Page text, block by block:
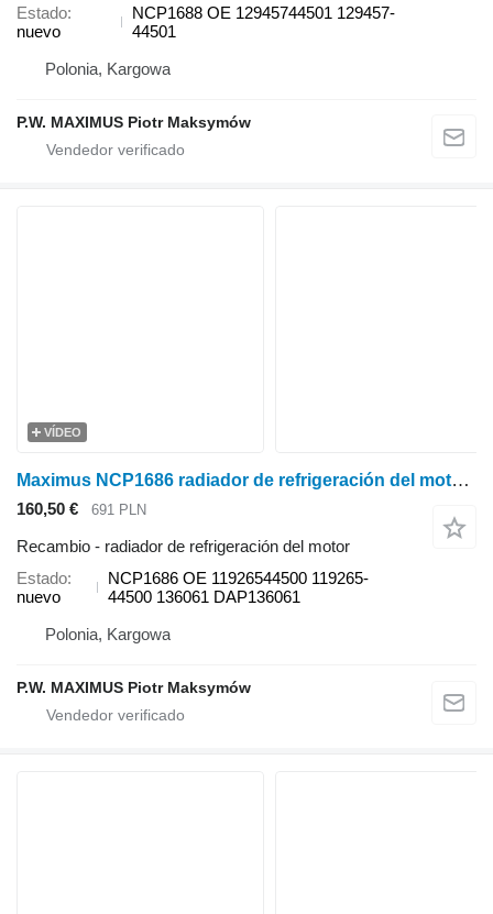
Estado
nuevo
NCP1688 OE 12945744501 129457-
44501
Polonia, Kargowa
P.W. MAXIMUS Piotr Maksymów
VÍDEO
Maximus NCP1686 radiador de refrigeración del motor para Yanmar minitractor
160,50 € 691 PLN
Recambio - radiador de refrigeración del motor
Estado
nuevo
NCP1686 OE 11926544500 119265-
44500 136061 DAP136061
Polonia, Kargowa
P.W. MAXIMUS Piotr Maksymów